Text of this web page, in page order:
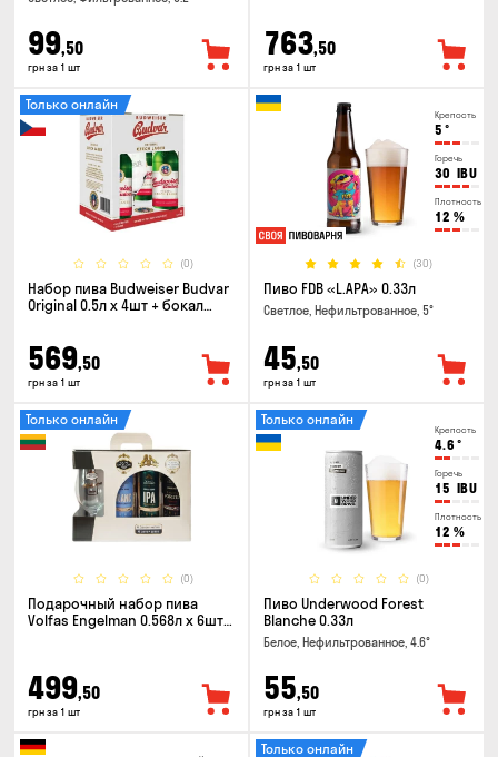
99,50
грн за 1 шт
763,50
грн за 1 шт
(0)
Только онлайн
Набор пива Budweiser Budvar
Original 0.5л х 4шт + бокал
569,50
грн за 1 шт
Крепость
5 °
Горечь
30 IBU
Плотность
12 %
(30)
Пиво FDB «L.APA» 0.33л
Светлое, Нефильтрованное, 5°
45,50
грн за 1 шт
(0)
Только онлайн
Подарочный набор пива
Volfas Engelman 0.568л x 6шт +
499,50
грн за 1 шт
Крепость
4.6 °
Горечь
15 IBU
Плотность
12 %
(0)
Только онлайн
Пиво Underwood Forest
Blanche 0.33л
Белое, Нефильтрованное, 4.6°
55,50
грн за 1 шт
Только онлайн